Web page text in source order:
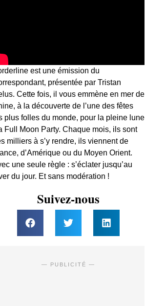
est une émission du
présentée par Tristan
Cette fois, il vous emmène en mer de
à la découverte de l’une des fêtes
plus folles du monde, pour la pleine lune
Full Moon Party. Chaque mois, ils sont
milliers à s’y rendre, ils viennent de
d’Amérique ou du Moyen Orient.
une seule règle : s’éclater jusqu’au
du jour. Et sans modération !
Suivez-nous
— PUBLICITÉ —